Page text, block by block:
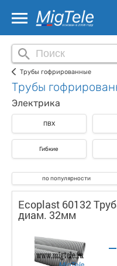
Трубы гофрированные
Трубы
Электрика
ПВХ
Гибкие
по популярности
Ecoplast 60132
диам. 32мм